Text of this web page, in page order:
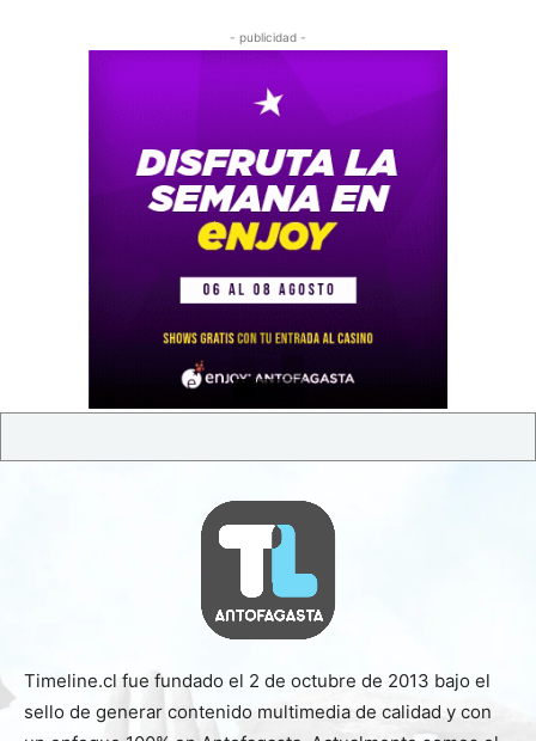
- publicidad -
Timeline.cl fue fundado el 2 de octubre de 2013 bajo el
sello de generar contenido multimedia de calidad y con